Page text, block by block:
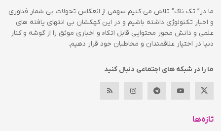
ما در” تک ناک” تلاش می کنیم سهمی از انعکاس تحولات بی شمار فناوری
و اخبار تکنولوژی داشته باشیم و در این کهکشان بی انتهای یافته های
علمی و دانش محور محتوایی قابل اتکاء و اخباری موثق را از گوشه و کنار
دنیا در اختیار علاقمندان و مخاطبان خود قرار دهیم.
ما را در شبکه های اجتماعی دنبال کنید
تازه‌ها